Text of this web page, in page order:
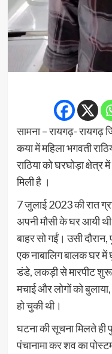
सामना – रायगढ़- रायगढ़
कया में महिला भगवती
राठिया को घरघोड़ा
मिली है ।
7 जुलाई 2023 की रात
अपनी मौसी के घर आयी
बाहर सो गईं। उसी
एक नाबालिग बालक घर
डंडे, लकड़ी से मारपीट शुरू
मचाई और लोगों को
हो चुकी थी।
घटना की सूचना मिलते
पंचानामा कर शव का